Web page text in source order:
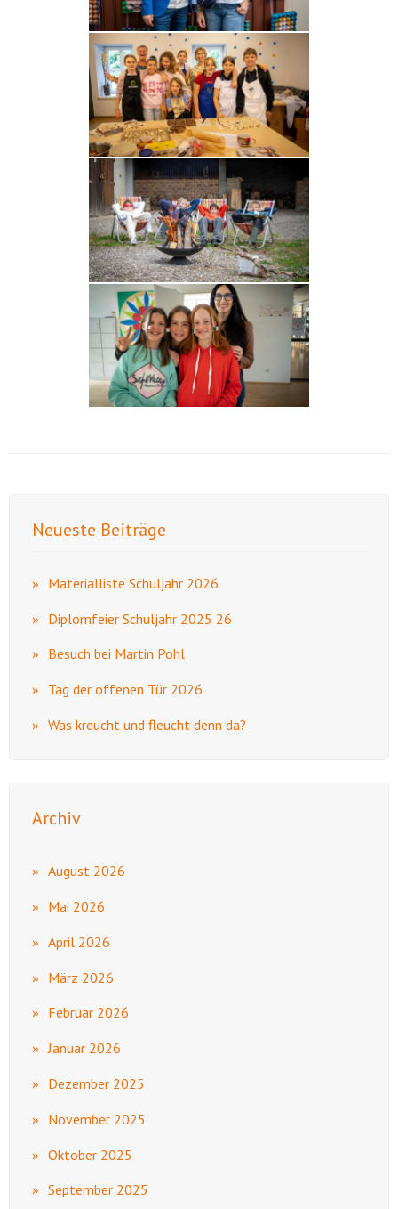
Neueste Beiträge
Materialliste Schuljahr 2026
Diplomfeier Schuljahr 2025 26
Besuch bei Martin Pohl
Tag der offenen Tür 2026
Was kreucht und fleucht denn da?
Archiv
August 2026
Mai 2026
April 2026
März 2026
Februar 2026
Januar 2026
Dezember 2025
November 2025
Oktober 2025
September 2025